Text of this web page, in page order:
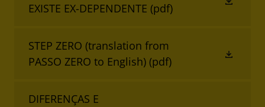
EXISTE EX-DEPENDENTE (pdf)
STEP ZERO (translation from
PASSO ZERO to English) (pdf)
DIFERENÇAS E